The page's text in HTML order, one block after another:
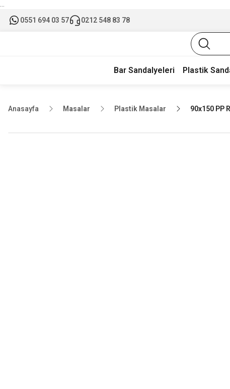
...
0551 694 03 57 0212 548 83 78
Bar Sandalyeleri Plastik
Anasayfa Masalar Plastik Masalar 90x150 PP